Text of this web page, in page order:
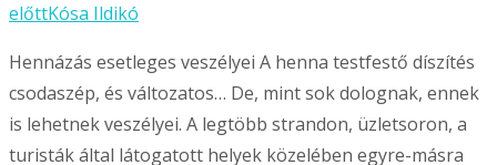
előttKósa Ildikó
Hennázás esetleges veszélyei A henna testfestő díszítés
csodaszép, és változatos… De, mint sok dolognak, ennek
is lehetnek veszélyei. A legtöbb strandon, üzletsoron, a
turisták által látogatott helyek közelében egyre-másra